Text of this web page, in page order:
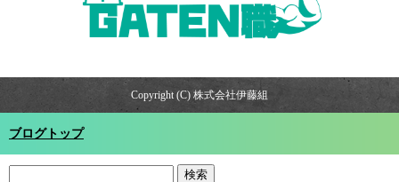
Copyright (C) 株式会社伊藤組
ブログトップ